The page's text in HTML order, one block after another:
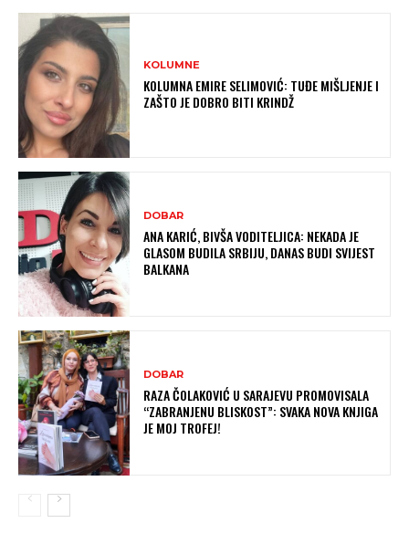
KOLUMNE
KOLUMNA EMIRE SELIMOVIĆ: TUĐE MIŠLJENJE I
ZAŠTO JE DOBRO BITI KRINDŽ
DOBAR
ANA KARIĆ, BIVŠA VODITELJICA: NEKADA JE
GLASOM BUDILA SRBIJU, DANAS BUDI SVIJEST
BALKANA
DOBAR
RAZA ČOLAKOVIĆ U SARAJEVU PROMOVISALA
“ZABRANJENU BLISKOST”: SVAKA NOVA KNJIGA
JE MOJ TROFEJ!